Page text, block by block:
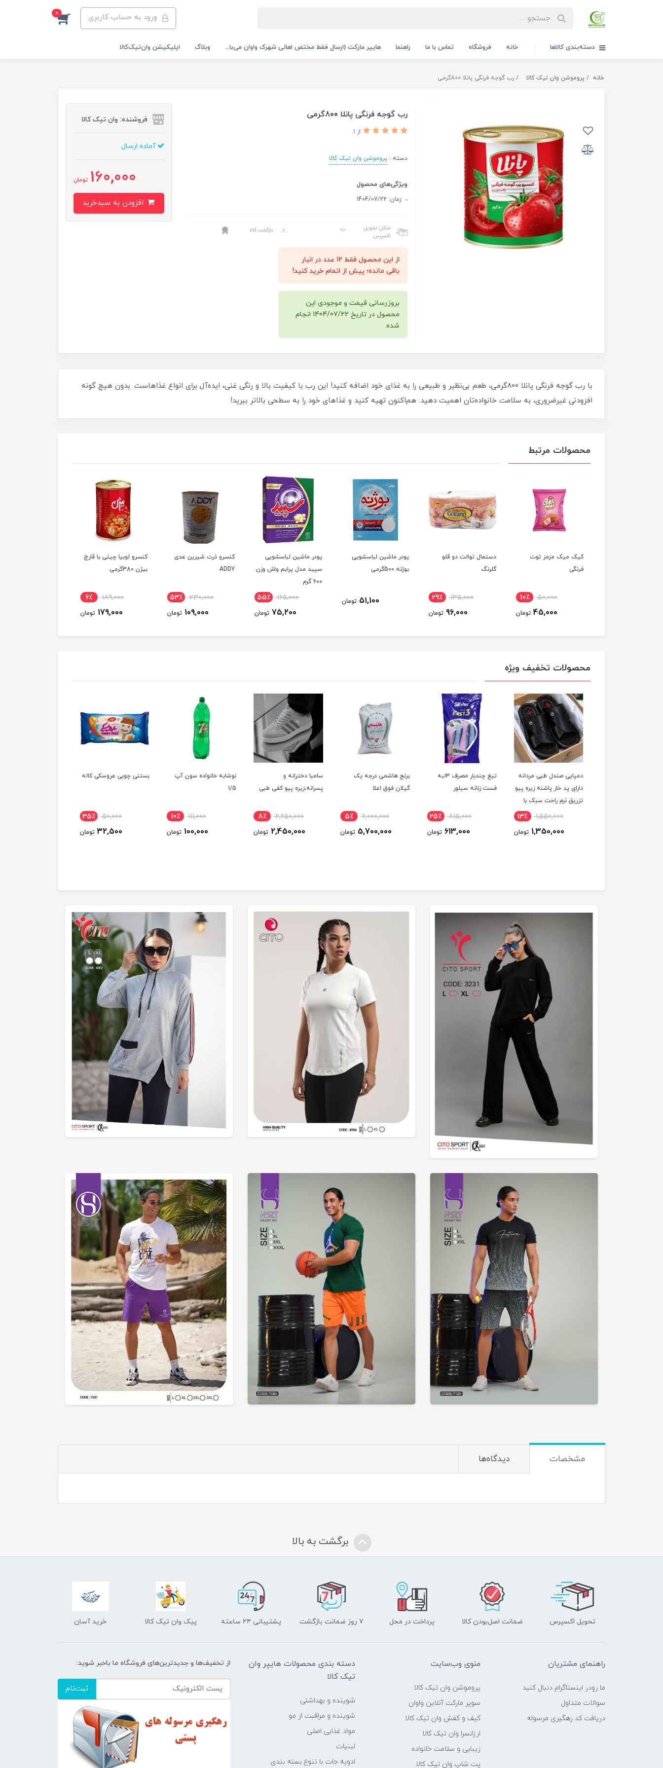
ورود به حساب کاربری 0
دسته‌بندی کالاها خانه فروشگاه تماس با ما راهنما هایپر مارکت (ارسال فقط مختص اهالی شهرک واوان می‌با... وبلاگ اپلیکیشن وان‌تیک‌کالا‌
خانه پروموشن وان تیک کالا رب گوجه فرنگی پانلا 800گرمی
رب گوجه فرنگی پانلا 800گرمی
از 1
دسته : پروموشن وان تیک کالا
ویژگی‌های محصول
زمان: 1404/07/22
امکان تحویل
اکسپرس
بازگشت کالا
از این محصول فقط 12 عدد در انبار
باقی مانده؛ پیش از اتمام خرید کنید!
بروزرسانی قیمت و موجودی این
محصول در تاریخ 1404/07/22 انجام
شده.
فروشنده: وان تیک کالا
آماده ارسال
160,000 تومان
با رب گوجه فرنگی پانلا 800گرمی، طعم بی‌نظیر و طبیعی را به غذای خود اضافه کنید! این رب با کیفیت بالا و رنگی غنی، ایده‌آل برای انواع غذاهاست. بدون هیچ گونه
افزودنی غیرضروری، به سلامت خانواده‌تان اهمیت دهید. هم‌اکنون تهیه کنید و غذاهای خود را به سطحی بالاتر ببرید!
محصولات مرتبط
کیک میک مزمز توت
فرنگی
50,000 10٪
45,000 تومان
دستمال توالت دو قلو
گلرنگ
135,000 29٪
96,000 تومان
پودر ماشین لباسشویی
بوژنه 500گرمی
51,100 تومان
پودر ماشین لباسشویی
سپید مدل پرایم واش وزن
۶۰۰ گرم
165,000 55٪
75,200 تومان
کنسرو ذرت شیرین عدی
ADDY
230,000 53٪
109,000 تومان
کنسرو لوبیا چیتی با قارچ
بیژن 380گرمی
189,000 6٪
179,000 تومان
محصولات تخفیف ویژه
دمپایی صندل طبی مردانه
دارای پد خار پاشنه زیره پیو
تزریق نرم راحت سبک با
1,550,000 13٪
1,350,000 تومان
تیغ چندبار مصرف 3لبه
فست زنانه سیلور
815,000 25٪
613,000 تومان
برنج هاشمی درجه یک
گیلان فوق اعلا
6,000,000 5٪
5,700,000 تومان
سامبا دخترانه و
پسرانه،زیره پیو کفی طبی
2,650,000 8٪
2,450,000 تومان
نوشابه خانواده سون آپ
1/5
111,000 10٪
100,000 تومان
بستنی چوبی عروسکی کاله
50,000 35٪
32,500 تومان
مشخصات دیدگاه‌ها
برگشت به بالا
تحویل اکسپرس ضمانت اصل‌بودن کالا پرداخت در محل ۷ روز ضمانت بازگشت پشتیبانی ۲۴ ساعته پیک وان تیک کالا خرید آسان
راهنمای مشتریان
ما رودر اینستاگرام دنبال کنید
سوالات متداول
دریافت کد رهگیری مرسوله
منوی وب‌سایت
پروموشن وان تیک کالا
سوپر مارکت آنلاین واوان
کیف و کفش وان تیک کالا
ارزانسرا وان تیک کالا
زیبایی و سلامت خانواده
پت شاپ وان تیک کالا
دسته بندی محصولات هایپر وان
تیک کالا
شوینده و بهداشتی
شوینده و مراقبت از مو
مواد غذایی اصلی
لبنیات
ادویه جات با تنوع بسته بندی
از تخفیف‌ها و جدیدترین‌های فروشگاه ما باخبر شوید:
ثبت‌نام